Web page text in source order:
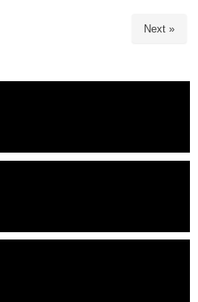
Next »